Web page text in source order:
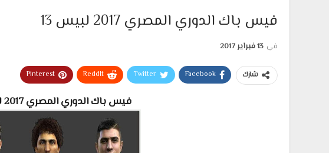
فيس باك الدوري المصري 2017 لبيس 13
في 13 فبراير 2017
شارك Facebook
Twitter
ReddIt
Pinterest
فيس باك الدوري المصري 2017 لبيس 13